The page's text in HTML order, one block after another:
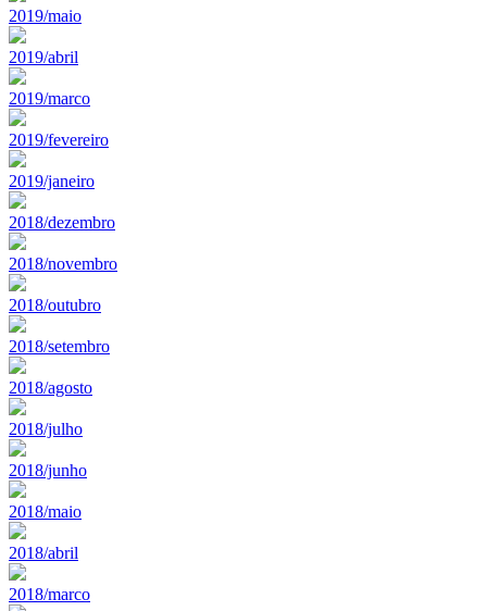
2019/maio
2019/abril
2019/marco
2019/fevereiro
2019/janeiro
2018/dezembro
2018/novembro
2018/outubro
2018/setembro
2018/agosto
2018/julho
2018/junho
2018/maio
2018/abril
2018/marco